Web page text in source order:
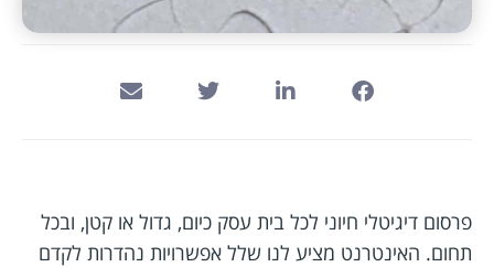
פרסום דיגיטלי חיוני לכל בית עסק כיום, גדול או קטן, ובכל
תחום. האינטרנט מציע לנו שלל אפשרויות נהדרות לקדם